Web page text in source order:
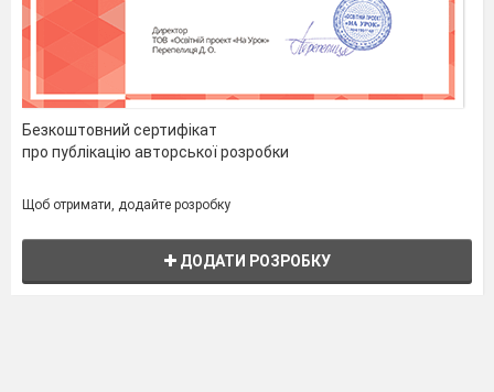
Безкоштовний сертифікат
про публікацію авторської розробки
Щоб отримати, додайте розробку
ДОДАТИ РОЗРОБКУ